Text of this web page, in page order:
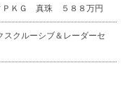
ＰＫＧ 真珠 ５８８万円
スクルーシブ＆レーダーセ